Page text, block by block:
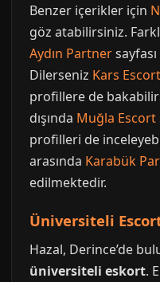
Benzer içerikler için
göz atabilirsiniz.
Aydın Partner
Dilerseniz Kars Escort
profillere de
dışında Muğla Escort
profilleri de
arasında Karabük
edilmektedir.
Üniversiteli
Hazal, Derince’de
üniversiteli eskort.